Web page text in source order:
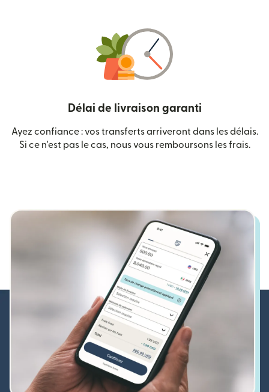
Délai de livraison garanti
Ayez confiance : vos transferts arriveront dans les délais.
Si ce n'est pas le cas, nous vous remboursons les frais.